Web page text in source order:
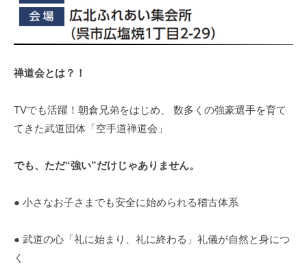
禅道会とは？！
TVでも活躍！朝倉兄弟をはじめ、 数多くの強豪選手を育て
てきた武道団体「空手道禅道会」
でも、ただ“強い”だけじゃありません。
● 小さなお子さまでも安全に始められる稽古体系
● 武道の心「礼に始まり、礼に終わる」礼儀が自然と身につ
く